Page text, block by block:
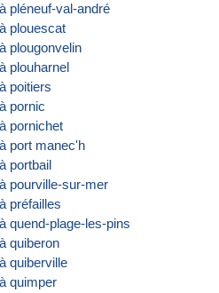
pléneuf-val-andré
plouescat
plougonvelin
plouharnel
poitiers
pornic
pornichet
port manec'h
portbail
pourville-sur-mer
préfailles
quend-plage-les-pins
quiberon
quiberville
quimper